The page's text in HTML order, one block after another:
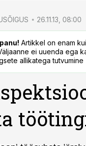
26.11.13, 08:00
Artikkel on enam
ei uuenda ega
allikatega tutvumine